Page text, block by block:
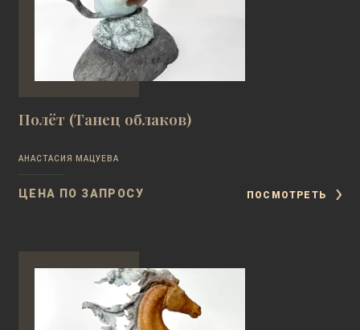
Полёт (Танец облаков)
АНАСТАСИЯ МАЦУЕВА
ЦЕНА ПО ЗАПРОСУ ПОСМОТРЕТЬ